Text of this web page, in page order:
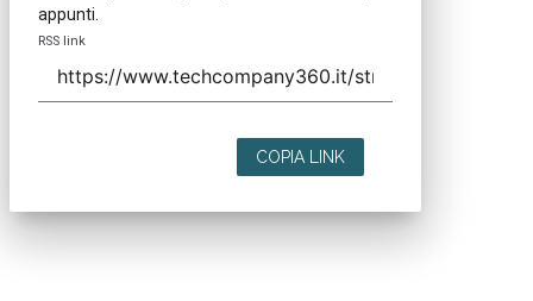
appunti.
RSS link
COPIA LINK